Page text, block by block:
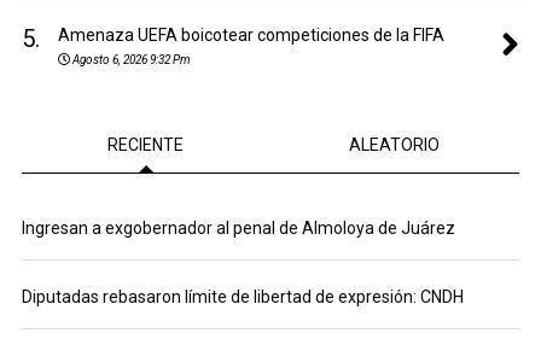
5. Amenaza UEFA boicotear competiciones de la FIFA
Agosto 6, 2026 9:32 Pm
RECIENTE ALEATORIO
Ingresan a exgobernador al penal de Almoloya de Juárez
Diputadas rebasaron límite de libertad de expresión: CNDH